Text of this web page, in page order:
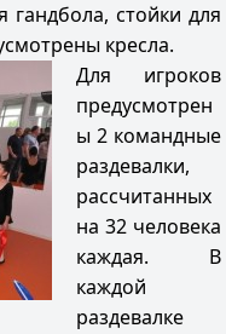
гандбола, стойки для
кресла.
Для игроков
предусмотрен
ы 2 командные
раздевалки,
рассчитанных
на 32 человека
каждая. В
каждой
раздевалке